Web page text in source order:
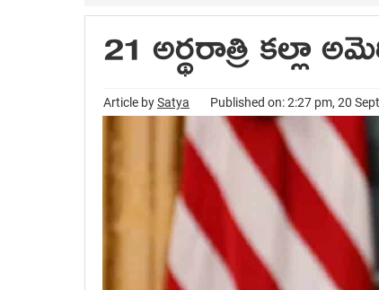
21 అర్థ‌రాత్రి కల్లా
Article bySatya Published on: 2:27 pm, 20